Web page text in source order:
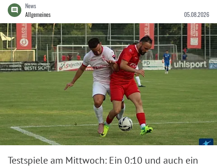
News
Allgemeines
05.08.2026
Testspiele am Mittwoch: Ein 0:10 und auch ein